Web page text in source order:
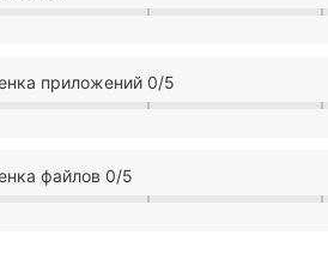
приложений 0/5
файлов 0/5